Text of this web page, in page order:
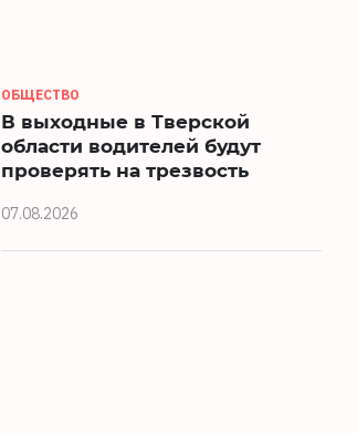
ОБЩЕСТВО
В выходные в Тверской
области водителей будут
проверять на трезвость
07.08.2026